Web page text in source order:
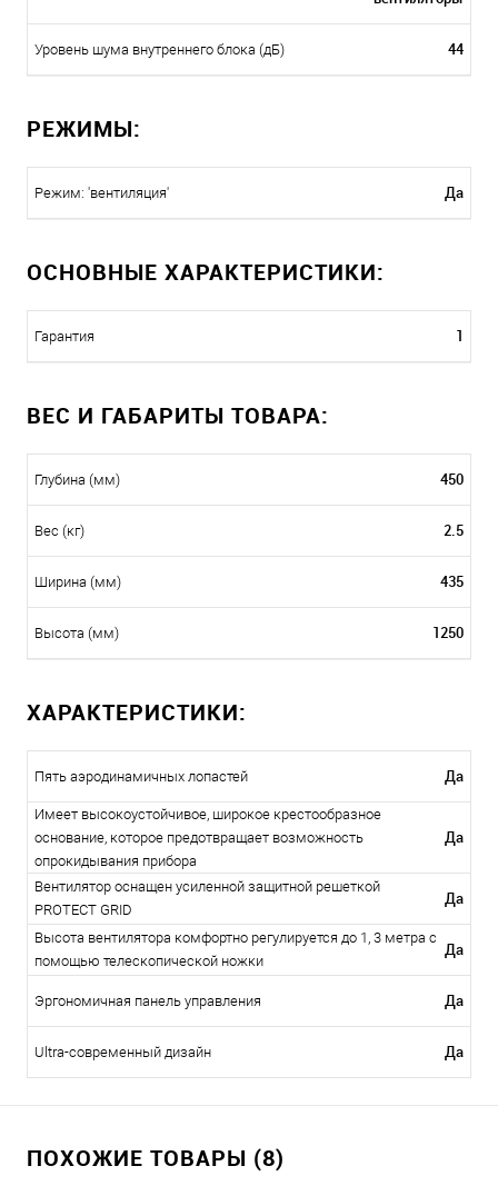
Уровень шума внутреннего блока (дБ) 44
РЕЖИМЫ:
Режим: 'вентиляция' Да
ОСНОВНЫЕ ХАРАКТЕРИСТИКИ:
Гарантия 1
ВЕС И ГАБАРИТЫ ТОВАРА:
Глубина (мм) 450
Вес (кг) 2.5
Ширина (мм) 435
Высота (мм) 1250
ХАРАКТЕРИСТИКИ:
Пять аэродинамичных лопастей Да
Имеет высокоустойчивое, широкое крестообразное
основание, которое предотвращает возможность
опрокидывания прибора
Да
Вентилятор оснащен усиленной защитной решеткой
PROTECT GRID
Да
Высота вентилятора комфортно регулируется до 1, 3 метра с
помощью телескопической ножки
Да
Эргономичная панель управления Да
Ultra-современный дизайн Да
ПОХОЖИЕ ТОВАРЫ (8)